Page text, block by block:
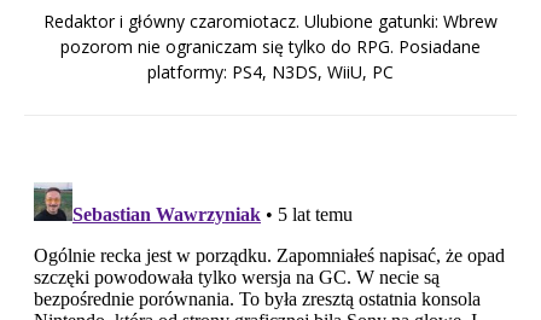
Redaktor i główny czaromiotacz. Ulubione gatunki: Wbrew
pozorom nie ograniczam się tylko do RPG. Posiadane
platformy: PS4, N3DS, WiiU, PC